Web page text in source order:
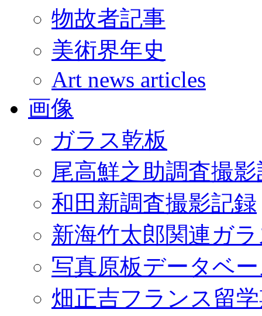
物故者記事
美術界年史
Art news articles
画像
ガラス乾板
尾高鮮之助調査撮
和田新調査撮影記録
新海竹太郎関連ガ
写真原板データベ
畑正吉フランス留